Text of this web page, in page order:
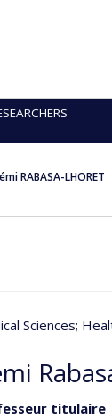
RABASA-LHORET
Sciences;
titulaire